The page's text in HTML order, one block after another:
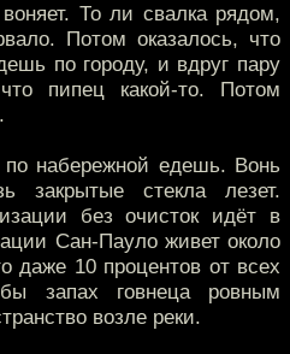
То ли свалка рядом,
Потом оказалось, что
по городу, и вдруг пару
пипец какой-то. Потом
по набережной едешь. Вонь
закрытые стекла лезет.
без очисток идёт в
Сан-Пауло живет около
даже 10 процентов от всех
запах говнеца ровным
возле реки.